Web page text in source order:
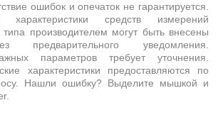
ошибок и опечаток не гарантируется.
характеристики средств измерений
типа производителем могут быть внесены
предварительного уведомления.
параметров требует уточнения.
характеристики предоставляются по
Нашли ошибку? Выделите мышкой и